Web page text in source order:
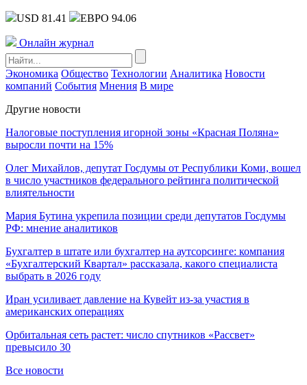
USD 81.41 ЕВРО 94.06
Онлайн журнал
Экономика Общество Технологии Аналитика Новости
компаний События Мнения В мире
Другие новости
Налоговые поступления игорной зоны «Красная Поляна»
выросли почти на 15%
Олег Михайлов, депутат Госдумы от Республики Коми, вошел
в число участников федерального рейтинга политической
влиятельности
Мария Бутина укрепила позиции среди депутатов Госдумы
РФ: мнение аналитиков
Бухгалтер в штате или бухгалтер на аутсорсинге: компания
«Бухгалтерский Квартал» рассказала, какого специалиста
выбрать в 2026 году
Иран усиливает давление на Кувейт из-за участия в
американских операциях
Орбитальная сеть растет: число спутников «Рассвет»
превысило 30
Все новости